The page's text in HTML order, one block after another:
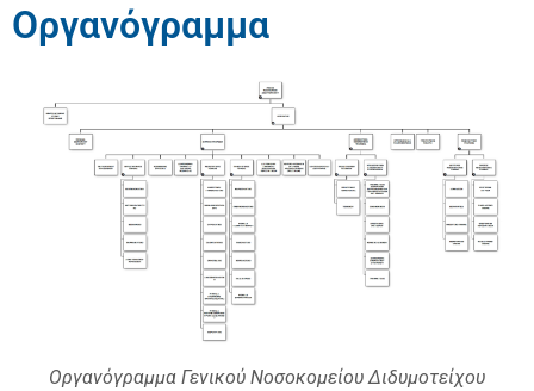
Οργανόγραμμα
Οργανόγραμμα Γενικού Νοσοκομείου Διδυμοτείχου